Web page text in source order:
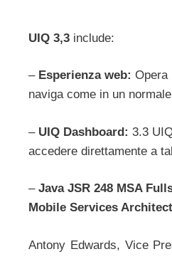
UIQ 3,3 include:
– Esperienza web: Opera
naviga come in un
– UIQ Dashboard: 3.3
accedere direttamente a
– Java JSR 248 MSA
Mobile Services
Antony Edwards, Vice